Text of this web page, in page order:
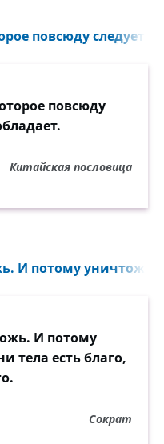
повсюду следует
повсюду
Китайская пословица
И потому
И потому
тела есть благо,
Сократ